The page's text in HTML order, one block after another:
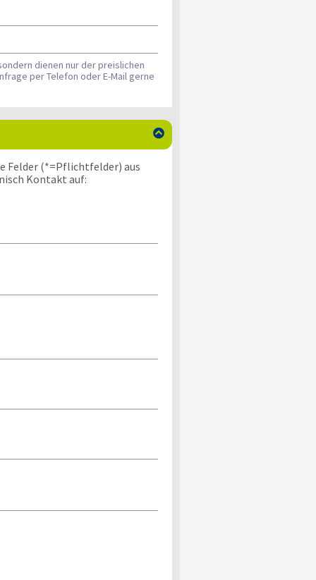
dienen nur der preislichen
per Telefon oder E-Mail gerne

Felder (*=Pflichtfelder) aus
Kontakt auf: